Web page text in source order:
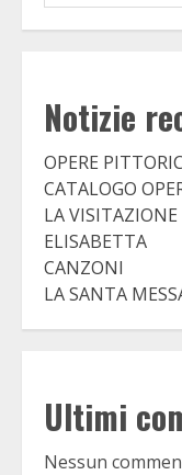
Notizie
OPERE
CATALOGO
LA
ELISABETTA
CANZONI
LA SANTA
Ultimi
Nessun